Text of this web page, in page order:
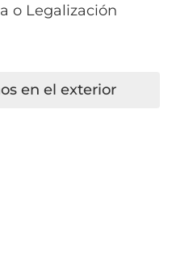
o Legalización
en el exterior